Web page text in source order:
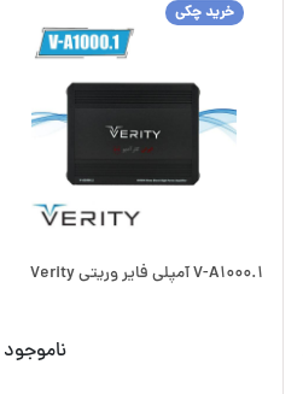
خرید چکی
V-A1000.1 آمپلی فایر وریتی Verity
ناموجود